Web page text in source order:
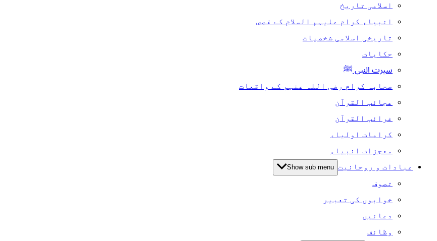
اسلامی تاریخ
انبیاء کرام علیہم السلام کے قصص
تاریخی اسلامی شخصیات
حکایات
سیرت النبی ﷺ
صحابہ کرام رضی اللہ عنہم کے واقعات
عجائب القرآن
غرائب القرآن
کرامات اولیاء
معجزات انبیاء
عبادات و روحانیت Show sub menu
تصوف
خوابوں کی تعبیر
دعائیں
وظائف